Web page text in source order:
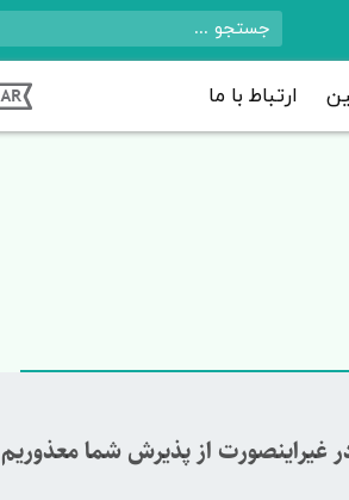
ارتباط با ما
غیراینصورت از پذیرش شما معذوریم